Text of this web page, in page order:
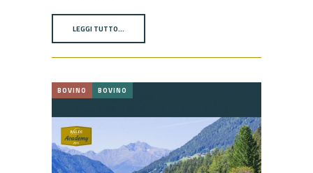
LEGGI TUTTO…
BOVINO BOVINO